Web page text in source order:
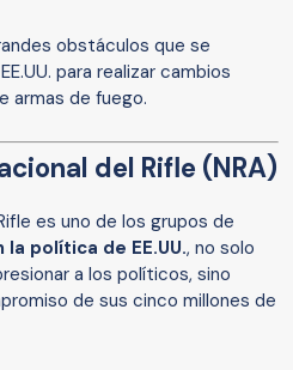
obstáculos que se
para realizar cambios
armas de fuego.
del Rifle (NRA)
es uno de los grupos de
política de EE.UU., no solo
a los políticos, sino
de sus cinco millones de